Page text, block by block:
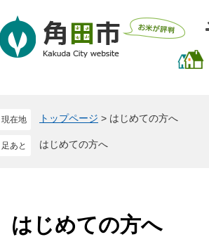
現在地 トップページ > はじめての方へ
はじめての方へ
はじめての方へ